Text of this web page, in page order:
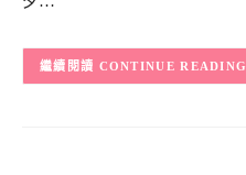
CONTINUE READING